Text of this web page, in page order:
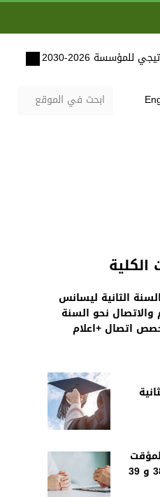
للمؤسسة 2026-2030
الثانية ليسانس
والاتصال نحو السنة
اتصال +اعلام
للاستشارات : 38.37 و 39